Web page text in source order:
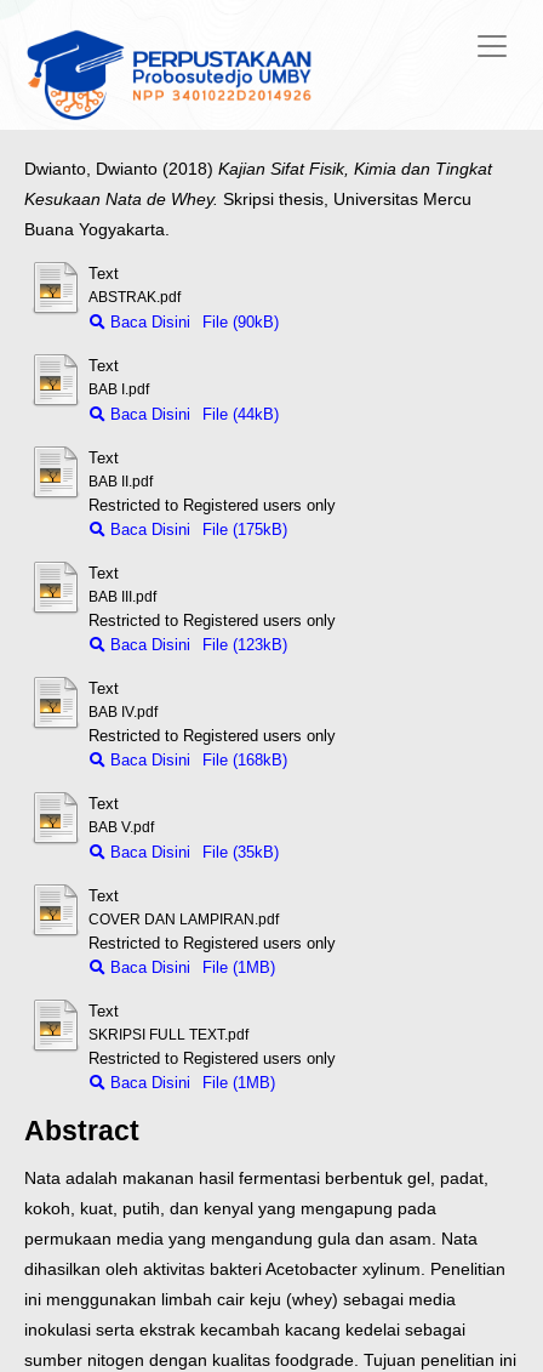
Dwianto, Dwianto (2018) Kajian Sifat Fisik, Kimia dan Tingkat
Kesukaan Nata de Whey. Skripsi thesis, Universitas Mercu
Buana Yogyakarta.
Text
ABSTRAK.pdf
Baca Disini File (90kB)
Text
BAB I.pdf
Baca Disini File (44kB)
Text
BAB II.pdf
Restricted to Registered users only
Baca Disini
File (175kB)
Text
BAB III.pdf
Restricted to Registered users only
Baca Disini
File (123kB)
Text
BAB IV.pdf
Restricted to Registered users only
Baca Disini
File (168kB)
Text
BAB V.pdf
Baca Disini File (35kB)
Text
COVER DAN LAMPIRAN.pdf
Restricted to Registered users only
Baca Disini
File (1MB)
Text
SKRIPSI FULL TEXT.pdf
Restricted to Registered users only
Baca Disini
File (1MB)
Abstract
Nata adalah makanan hasil fermentasi berbentuk gel, padat,
kokoh, kuat, putih, dan kenyal yang mengapung pada
permukaan media yang mengandung gula dan asam. Nata
dihasilkan oleh aktivitas bakteri Acetobacter xylinum. Penelitian
ini menggunakan limbah cair keju (whey) sebagai media
inokulasi serta ekstrak kecambah kacang kedelai sebagai
sumber nitogen dengan kualitas foodgrade. Tujuan penelitian ini